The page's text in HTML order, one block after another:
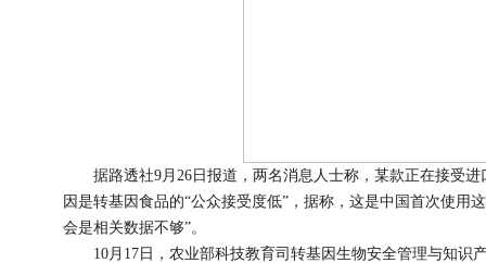
据路透社9月26日报道，两名消息人士称，某款正在接受进
因是转基因食品的“公众接受度低”，据称，这是中国首次使用
会是相关数据不够”。
10月17日，农业部科技教育司转基因生物安全管理与知识